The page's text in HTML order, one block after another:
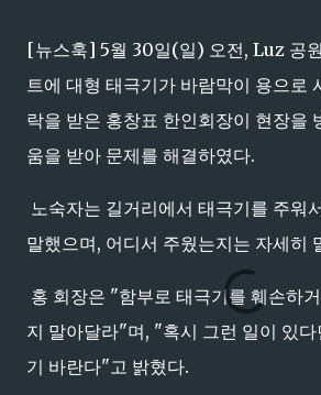
[뉴스훅] 5월 30일(일) 오전, Luz 공
트에 대형 태극기가 바람막이 용으로
락을 받은 홍창표 한인회장이 현장을
움을 받아 문제를 해결하였다.
노숙자는 길거리에서 태극기를 주워
말했으며, 어디서 주웠는지는 자세히
홍 회장은 "함부로 태극기를 훼손하
지 말아달라"며, "혹시 그런 일이 있
기 바란다"고 밝혔다.